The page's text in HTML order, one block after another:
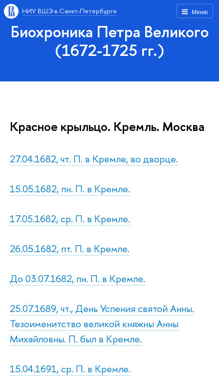
Меню
НИУ ВШЭ в Санкт-Петербурге
Биохроника Петра Великого
(1672-1725 гг.)
Красное крыльцо. Кремль. Москва
27.04.1682, чт. П. в Кремле, во дворце.
15.05.1682, пн. П. в Кремле.
17.05.1682, ср. П. в Кремле.
26.05.1682, пт. П. в Кремле.
До 03.07.1682, пн. П. в Кремле.
25.07.1689, чт., День Успения святой Анны.
Тезоименитство великой княжны Анны
Михайловны. П. был в Кремле.
15.04.1691, ср. П. в Кремле.